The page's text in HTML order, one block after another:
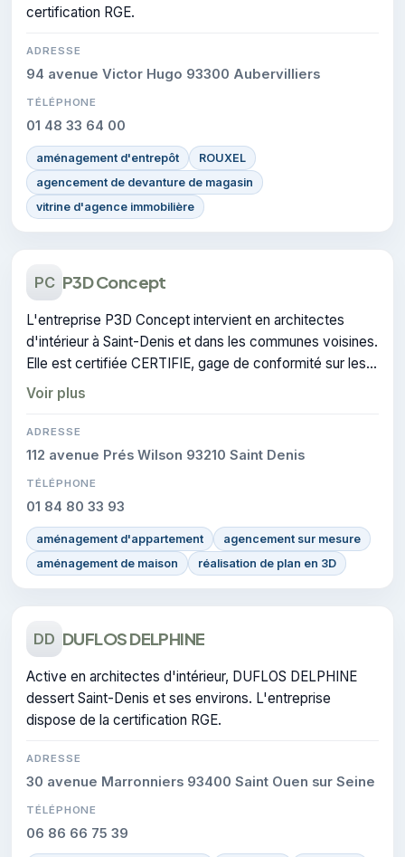
certification RGE.
ADRESSE
94 avenue Victor Hugo 93300 Aubervilliers
TÉLÉPHONE
01 48 33 64 00
aménagement d'entrepôt
ROUXEL
agencement de devanture de magasin
vitrine d'agence immobilière
PC P3D Concept
L'entreprise P3D Concept intervient en architectes
d'intérieur à Saint-Denis et dans les communes voisines.
Elle est certifiée CERTIFIE, gage de conformité sur les
interventions réalisées.
Voir plus
ADRESSE
112 avenue Prés Wilson 93210 Saint Denis
TÉLÉPHONE
01 84 80 33 93
aménagement d'appartement
agencement sur mesure
aménagement de maison
réalisation de plan en 3D
DD DUFLOS DELPHINE
Active en architectes d'intérieur, DUFLOS DELPHINE
dessert Saint-Denis et ses environs. L'entreprise
dispose de la certification RGE.
ADRESSE
30 avenue Marronniers 93400 Saint Ouen sur Seine
TÉLÉPHONE
06 86 66 75 39